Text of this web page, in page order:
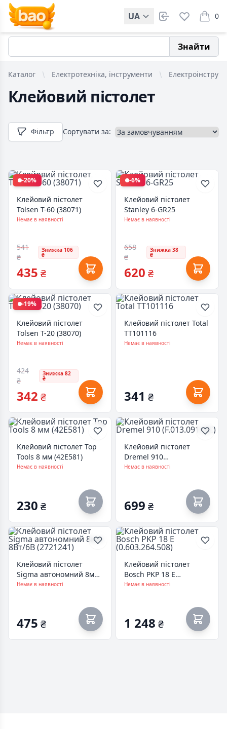
UA 0
items
Знайти
Каталог Електротехніка, інструменти
Клейовий пістолет
Фільтр Сортувати за:
-20%
Клейовий пістолет
Tolsen Т-60 (38071)
Немає в наявності
541
₴
Знижка 106
₴
435 ₴
-6%
Клейовий пістолет
Stanley 6-GR25
Немає в наявності
658
₴
Знижка 38
₴
620 ₴
-19%
Клейовий пістолет
Tolsen Т-20 (38070)
Немає в наявності
424
₴
Знижка 82
₴
342 ₴
Клейовий пістолет Total
TT101116
Немає в наявності
341 ₴
Клейовий пістолет Top
Tools 8 мм (42E581)
Немає в наявності
230 ₴
Клейовий пістолет
Dremel 910
(F.013.091.0JC)
Немає в наявності
699 ₴
Клейовий пістолет
Sigma автономний 8мм
8Вт/6В (2721241)
Немає в наявності
475 ₴
Клейовий пістолет
Bosch PKP 18 E
(0.603.264.508)
Немає в наявності
1 248 ₴
Footer